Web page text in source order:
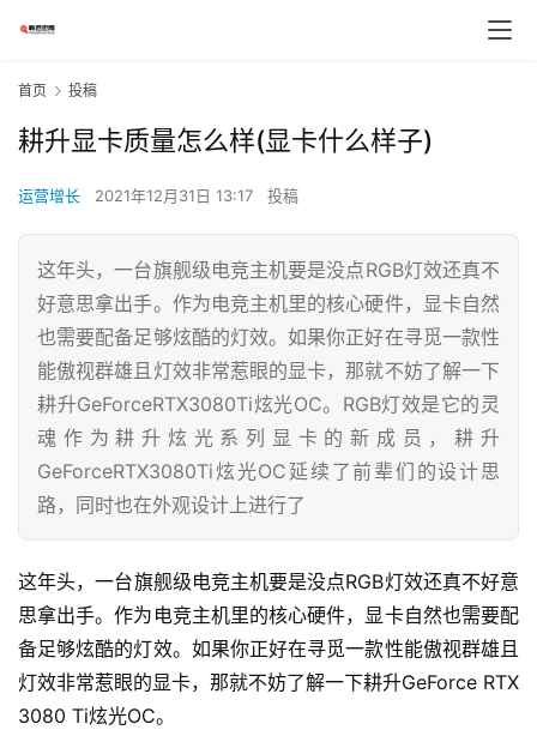
首页 投稿
耕升显卡质量怎么样(显卡什么样子)
运营增长 2021年12月31日 13:17 投稿
这年头，一台旗舰级电竞主机要是没点RGB灯效还真不
好意思拿出手。作为电竞主机里的核心硬件，显卡自然
也需要配备足够炫酷的灯效。如果你正好在寻觅一款性
能傲视群雄且灯效非常惹眼的显卡，那就不妨了解一下
耕升GeForceRTX3080Ti炫光OC。RGB灯效是它的灵
魂作为耕升炫光系列显卡的新成员，耕升
GeForceRTX3080Ti炫光OC延续了前辈们的设计思
路，同时也在外观设计上进行了
这年头，一台旗舰级电竞主机要是没点RGB灯效还真不好意
思拿出手。作为电竞主机里的核心硬件，显卡自然也需要配
备足够炫酷的灯效。如果你正好在寻觅一款性能傲视群雄且
灯效非常惹眼的显卡，那就不妨了解一下耕升GeForce RTX
3080 Ti炫光OC。